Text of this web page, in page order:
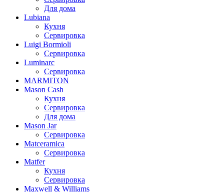
Для дома
Lubiana
Кухня
Сервировка
Luigi Bormioli
Сервировка
Luminarc
Сервировка
MARMITON
Mason Cash
Кухня
Сервировка
Для дома
Mason Jar
Сервировка
Matceramica
Сервировка
Matfer
Кухня
Сервировка
Maxwell & Williams